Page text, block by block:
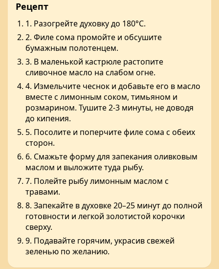
Рецепт
1. Разогрейте духовку до 180°C.
2. Филе сома промойте и обсушите
бумажным полотенцем.
3. В маленькой кастрюле растопите
сливочное масло на слабом огне.
4. Измельчите чеснок и добавьте его в масло
вместе с лимонным соком, тимьяном и
розмарином. Тушите 2-3 минуты, не доводя
до кипения.
5. Посолите и поперчите филе сома с обеих
сторон.
6. Смажьте форму для запекания оливковым
маслом и выложите туда рыбу.
7. Полейте рыбу лимонным маслом с
травами.
8. Запекайте в духовке 20–25 минут до полной
готовности и легкой золотистой корочки
сверху.
9. Подавайте горячим, украсив свежей
зеленью по желанию.